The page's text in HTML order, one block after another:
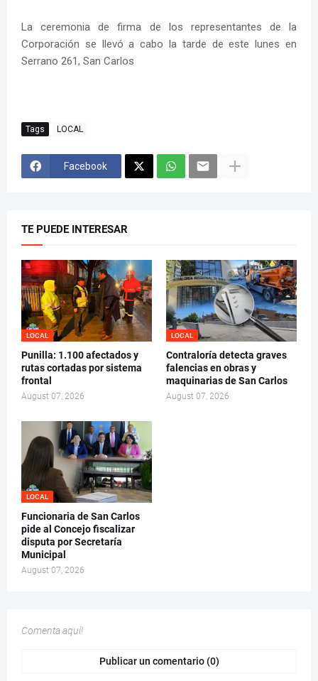
La ceremonia de firma de los representantes de la
Corporación se llevó a cabo la tarde de este lunes en
Serrano 261, San Carlos
Tags LOCAL
Facebook
TE PUEDE INTERESAR
LOCAL
Punilla: 1.100 afectados y
rutas cortadas por sistema
frontal
August 07, 2026
LOCAL
Contraloría detecta graves
falencias en obras y
maquinarias de San Carlos
August 07, 2026
LOCAL
Funcionaria de San Carlos
pide al Concejo fiscalizar
disputa por Secretaría
Municipal
August 07, 2026
Comenta aquí!
Publicar un comentario (0)